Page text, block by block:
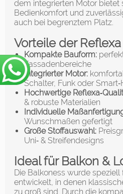
dem integrierten Motor bietet
Bedienkomfort und
auch bei begrenztem Platz.
Vorteile der
Kompakte Bauform:
Fassadenbereiche
Integrierter Motor:
Schalter, Funk oder
Hochwertige
& robuste Materialien
Individuelle
Wunschmaßen gefertigt
Große Stoffauswahl:
Uni‑ & Streifendesigns
Ideal für Balkon &
Die Balkoness wurde speziell
entwickelt, in denen
zu groß sind. Durch die